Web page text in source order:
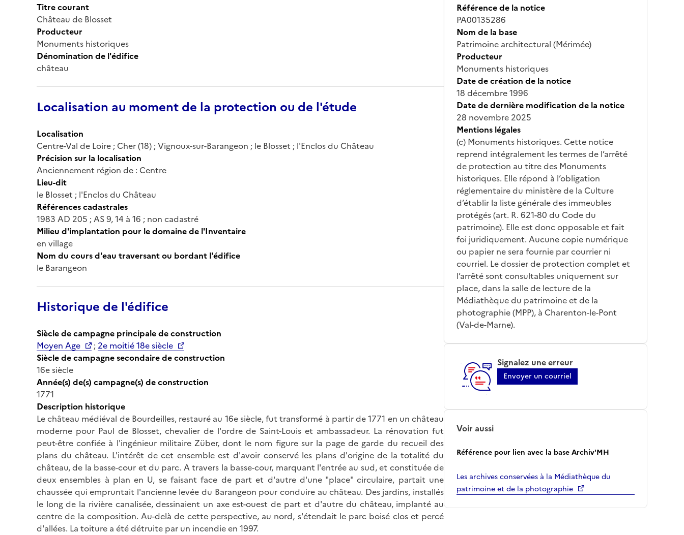
Titre courant
Château de Blosset
Producteur
Monuments historiques
Dénomination de l'édifice
château
Localisation au moment de la protection ou de l'étude
Localisation
Centre-Val de Loire ; Cher (18) ; Vignoux-sur-Barangeon ; le Blosset ; l'Enclos du Château
Précision sur la localisation
Anciennement région de : Centre
Lieu-dit
le Blosset ; l'Enclos du Château
Références cadastrales
1983 AD 205 ; AS 9, 14 à 16 ; non cadastré
Milieu d'implantation pour le domaine de l'Inventaire
en village
Nom du cours d'eau traversant ou bordant l'édifice
le Barangeon
Historique de l'édifice
Siècle de campagne principale de construction
Moyen Age
; 2e moitié 18e siècle
Siècle de campagne secondaire de construction
16e siècle
Année(s) de(s) campagne(s) de construction
1771
Description historique
Le château médiéval de Bourdeilles, restauré au 16e siècle, fut transformé à partir de 1771 en un château
moderne pour Paul de Blosset, chevalier de l'ordre de Saint-Louis et ambassadeur. La rénovation fut
peut-être confiée à l'ingénieur militaire Züber, dont le nom figure sur la page de garde du recueil des
plans du château. L'intérêt de cet ensemble est d'avoir conservé les plans d'origine de la totalité du
château, de la basse-cour et du parc. A travers la basse-cour, marquant l'entrée au sud, et constituée de
deux ensembles à plan en U, se faisant face de part et d'autre d'une "place" circulaire, partait une
chaussée qui empruntait l'ancienne levée du Barangeon pour conduire au château. Des jardins, installés
le long de la rivière canalisée, dessinaient un axe est-ouest de part et d'autre du château, implanté au
centre de la composition. Au-delà de cette perspective, au nord, s'étendait le parc boisé clos et percé
d'allées. La toiture a été détruite par un incendie en 1997.
Référence de la notice
PA00135286
Nom de la base
Patrimoine architectural (Mérimée)
Producteur
Monuments historiques
Date de création de la notice
18 décembre 1996
Date de dernière modification de la notice
28 novembre 2025
Mentions légales
(c) Monuments historiques. Cette notice
reprend intégralement les termes de l’arrêté
de protection au titre des Monuments
historiques. Elle répond à l’obligation
réglementaire du ministère de la Culture
d’établir la liste générale des immeubles
protégés (art. R. 621-80 du Code du
patrimoine). Elle est donc opposable et fait
foi juridiquement. Aucune copie numérique
ou papier ne sera fournie par courrier ni
courriel. Le dossier de protection complet et
l’arrêté sont consultables uniquement sur
place, dans la salle de lecture de la
Médiathèque du patrimoine et de la
photographie (MPP), à Charenton-le-Pont
(Val-de-Marne).
Signalez une erreur
Envoyer un courriel
Voir aussi
Référence pour lien avec la base Archiv'MH
Les archives conservées à la Médiathèque du
patrimoine et de la photographie